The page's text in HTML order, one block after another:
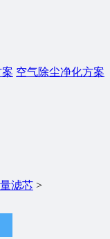
空气除尘净化方案
滤芯 >